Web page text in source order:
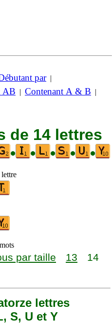
par|
AB | Contenant A & B |
de 14 lettres
• • • • •
par taille 13
14
lettres
S, U et Y